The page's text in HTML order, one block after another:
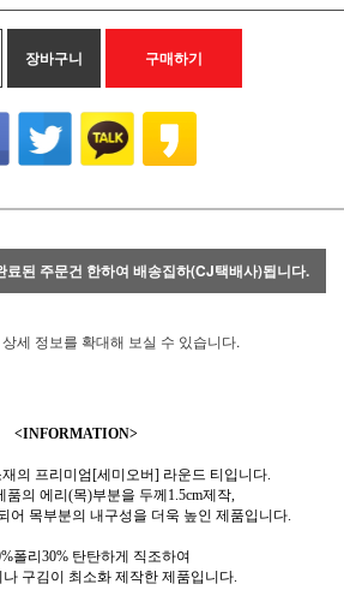
장바구니 구매하기
료된 주문건 한하여 배송집하(CJ택배사)됩니다.
상세 정보를 확대해 보실 수 있습니다.
<INFORMATION>
의 프리미엄[세미오버] 라운드 티입니다.
품의 에리(목)부분을 두께1.5cm제작,
어 목부분의 내구성을 더욱 높인 제품입니다.
폴리30% 탄탄하게 직조하여
구김이 최소화 제작한 제품입니다.